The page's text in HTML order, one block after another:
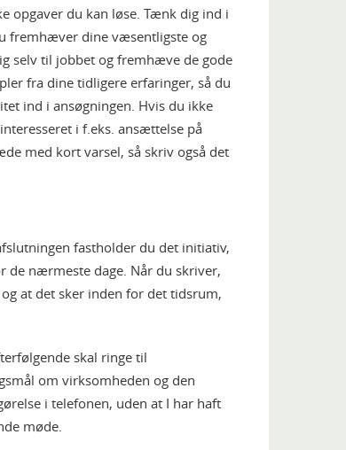
opgaver du kan løse. Tænk dig ind i
fremhæver dine væsentligste og
selv til jobbet og fremhæve de gode
fra dine tidligere erfaringer, så du
ind i ansøgningen. Hvis du ikke
i f.eks. ansættelse på
med kort varsel, så skriv også det
fastholder du det initiativ,
de nærmeste dage. Når du skriver,
at det sker inden for det tidsrum,
skal ringe til
om virksomheden og den
i telefonen, uden at I har haft
møde.